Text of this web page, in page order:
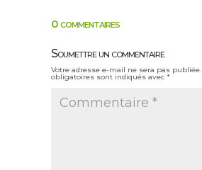
0 commentaires
Soumettre un commentaire
Votre adresse e-mail ne sera pas publiée.
obligatoires sont indiqués avec *